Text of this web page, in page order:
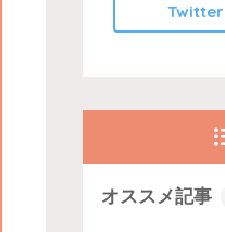
Twitter
オススメ記事